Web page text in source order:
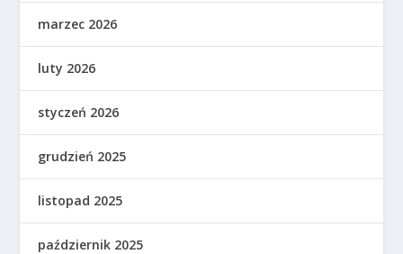
marzec 2026
luty 2026
styczeń 2026
grudzień 2025
listopad 2025
październik 2025